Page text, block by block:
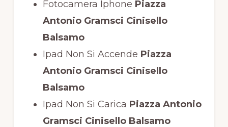
Fotocamera Iphone Piazza
Antonio Gramsci Cinisello
Balsamo
Ipad Non Si Accende Piazza
Antonio Gramsci Cinisello
Balsamo
Ipad Non Si Carica Piazza Antonio
Gramsci Cinisello Balsamo